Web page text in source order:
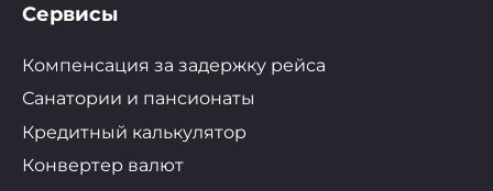
Сервисы
Компенсация за задержку рейса
Санатории и пансионаты
Кредитный калькулятор
Конвертер валют